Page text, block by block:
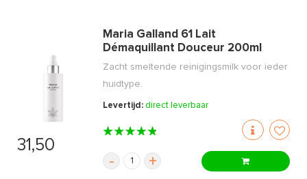
31,50
Maria Galland 61 Lait
Démaquillant Douceur 200ml
Zacht smeltende reinigingsmilk voor ieder
huidtype.
Levertijd: direct leverbaar
- +